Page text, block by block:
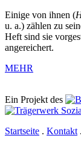
Einige von ihnen (
u. a.) zählen zu
Heft sind sie
angereichert.
MEHR
Ein Projekt des
Startseite . Kontakt .